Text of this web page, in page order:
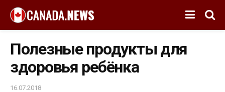
Полезные продукты для
здоровья ребёнка
16.07.2018